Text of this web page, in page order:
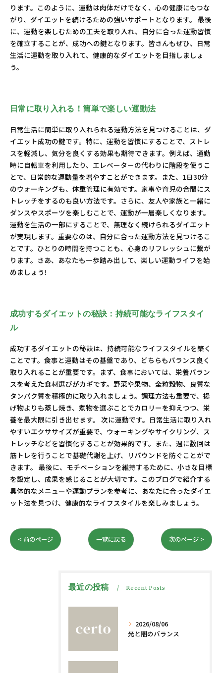
ります。このように、運動は肉体だけでなく、心の健康にもつな
がり、ダイエットを続けるための強いサポートとなります。 最後
に、運動を楽しむための工夫を取り入れ、自分に合った運動習慣
を確立することが、成功への鍵となります。皆さんもぜひ、日常
生活に運動を取り入れて、健康的なダイエットを目指しましょ
う。
日常に取り入れる！簡単で楽しい運動法
日常生活に簡単に取り入れられる運動方法を見つけることは、ダ
イエット成功の鍵です。特に、運動を習慣にすることで、ストレ
スを軽減し、気分を良くする効果も期待できます。例えば、通勤
時に自転車を利用したり、エレベーターの代わりに階段を使うこ
とで、日常的な運動量を増やすことができます。また、1日30分
のウォーキングも、体重管理に有効です。家事や育児の合間にス
トレッチをするのも良い方法です。さらに、友人や家族と一緒に
ダンスやスポーツを楽しむことで、運動が一層楽しくなります。
運動を生活の一部にすることで、無理なく続けられるダイエット
が実現します。重要なのは、自分に合った運動方法を見つけるこ
とです。ひとりの時間を持つことも、心身のリフレッシュに繋が
ります。さあ、あなたも一歩踏み出して、楽しい運動ライフを始
めましょう!
成功するダイエットの秘訣：持続可能なライフスタイ
ル
成功するダイエットの秘訣は、持続可能なライフスタイルを築く
ことです。食事と運動はその基盤であり、どちらもバランス良く
取り入れることが重要です。まず、食事においては、栄養バラン
スを考えた食材選びがカギです。野菜や果物、全粒穀物、良質な
タンパク質を積極的に取り入れましょう。調理方法も重要で、揚
げ物よりも蒸し焼き、煮物を選ぶことでカロリーを抑えつつ、栄
養を最大限に引き出せます。 次に運動です。日常生活に取り入れ
やすいエクササイズが重要で、ウォーキングやサイクリング、ス
トレッチなどを習慣化することが効果的です。また、週に数回は
筋トレを行うことで基礎代謝を上げ、リバウンドを防ぐことがで
きます。 最後に、モチベーションを維持するために、小さな目標
を設定し、成果を感じることが大切です。このブログで紹介する
具体的なメニューや運動プランを参考に、あなたに合ったダイエ
ット法を見つけ、健康的なライフスタイルを楽しみましょう。
< 前のページ 一覧に戻る 次のページ >
最近の投稿 Recent Posts
2026/08/06
光と闇のバランス